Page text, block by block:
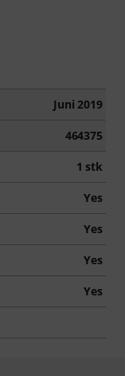
Juni 2019
464375
1 stk
Yes
Yes
Yes
Yes